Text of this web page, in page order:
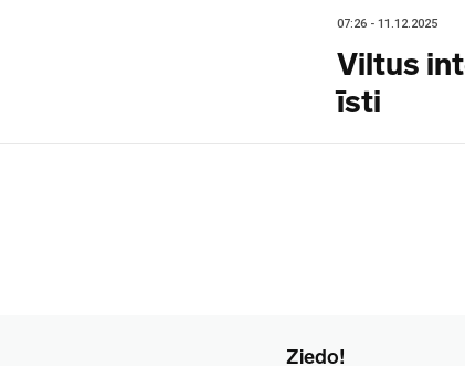
07:26 - 11.12.2025
Viltus
īsti
Ziedo!